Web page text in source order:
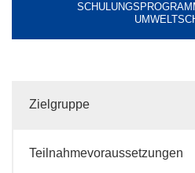
Zielgruppe
Teilnahmevoraussetzungen